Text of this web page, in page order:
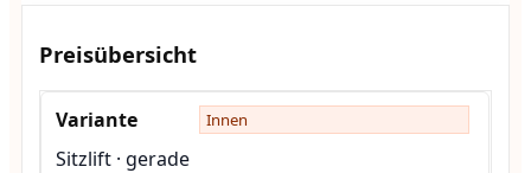
Preisübersicht
Innen
Sitzlift · gerade